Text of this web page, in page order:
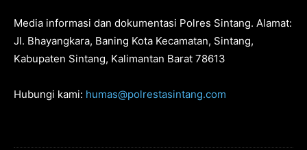
Media informasi dan dokumentasi Polres Sintang. Alamat:
Jl. Bhayangkara, Baning Kota Kecamatan, Sintang,
Kabupaten Sintang, Kalimantan Barat 78613
Hubungi kami: humas@polrestasintang.com